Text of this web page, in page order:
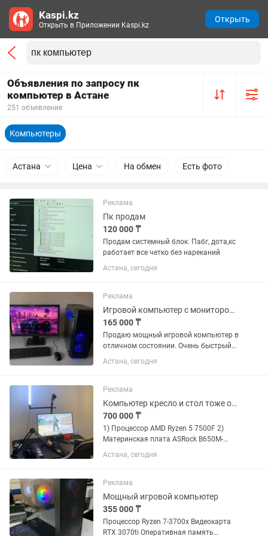
Объявления по запросу пк
компьютер в Астане
251 объявление
Компьютеры
Астана Цена На обмен Есть фото
Реклама
Пк продам
120 000 ₸
Продам системный блок. Пабг, дота,кс
работает все четко без нареканий
Астана, сегодня
Реклама
Игровой компьютер с монитором i7/16Гб/RX 580 8 ГБ/SSD M.2 256Гб
165 000 ₸
Продаю мощный игровой компьютер в
отличном состоянии. Очень быстрый
благодаря SSD тип M.2 NVMe объемом
256Гб, а также процессора Intel i7-4790
580 8 ГБ легко...
Астана, сегодня
Реклама
Компьютер кресло и стол тоже отдам
700 000 ₸
1) Процессор AMD Ryzen 5 7500F 2)
Материнская плата ASRock B650M-
HDV/M.2 3) Оперативная память 32GB
5600MHz Kingston Fury Beast 4)
GB 5) SSD накопитель 1TB...
Астана, сегодня
Реклама
Мощный игровой компьютер
355 000 ₸
Процессор Ryzen 7-3700x Видеокарта
RTX 3070ti Оперативная память
Kaspi.kz
Открыть в Приложении Kaspi.kz
Открыть